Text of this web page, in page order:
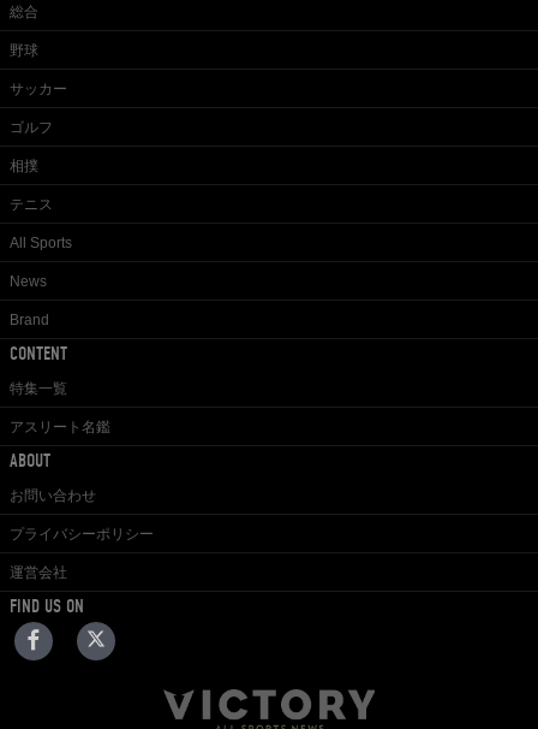
総合
野球
サッカー
ゴルフ
相撲
テニス
All Sports
News
Brand
CONTENT
特集一覧
アスリート名鑑
ABOUT
お問い合わせ
プライバシーポリシー
運営会社
FIND US ON